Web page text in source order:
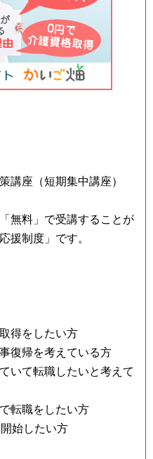
講座（短期集中講座）
無料」で受講することが
援制度」です。
得をしたい方
復帰を考えている方
いて転職したいと考えて
転職をしたい方
始したい方